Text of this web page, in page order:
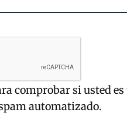
comprobar si usted
automatizado.